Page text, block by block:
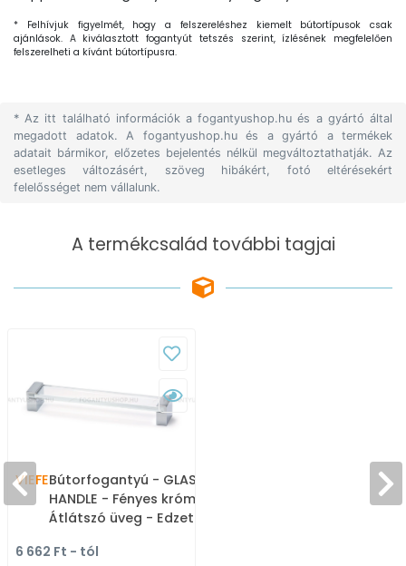
* Felhívjuk figyelmét, hogy a felszereléshez kiemelt bútortípusok csak
ajánlások. A kiválasztott fogantyút tetszés szerint, ízlésének megfelelően
felszerelheti a kívánt bútortípusra.
* Az itt található információk a fogantyushop.hu és a gyártó által
megadott adatok. A fogantyushop.hu és a gyártó a termékek
adatait bármikor, előzetes bejelentés nélkül megváltoztathatják. Az
esetleges változásért, szöveg hibákért, fotó eltérésekért
felelősséget nem vállalunk.
A termékcsalád további tagjai
VIEFEBútorfogantyú - GLASS
HANDLE - Fényes króm Cr,
Átlátszó üveg - Edzett
bútorfogantyú
6 662 Ft - tól